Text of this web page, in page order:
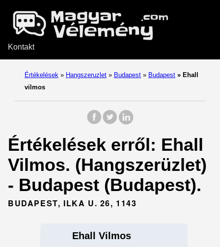
Kontakt
Értékelések » Hangszeruzlet » Budapest » Budapest » Ehall
vilmos
Értékelések erről: Ehall
Vilmos. (Hangszerüzlet)
- Budapest (Budapest).
BUDAPEST, ILKA U. 26, 1143
Ehall Vilmos